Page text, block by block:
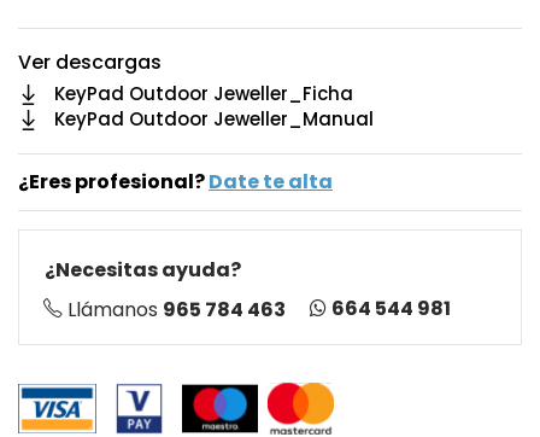
Ver descargas
KeyPad Outdoor Jeweller_Ficha
KeyPad Outdoor Jeweller_Manual
¿Eres profesional?Date te alta
¿Necesitas ayuda?
Llámanos 965 784 463 664 544 981